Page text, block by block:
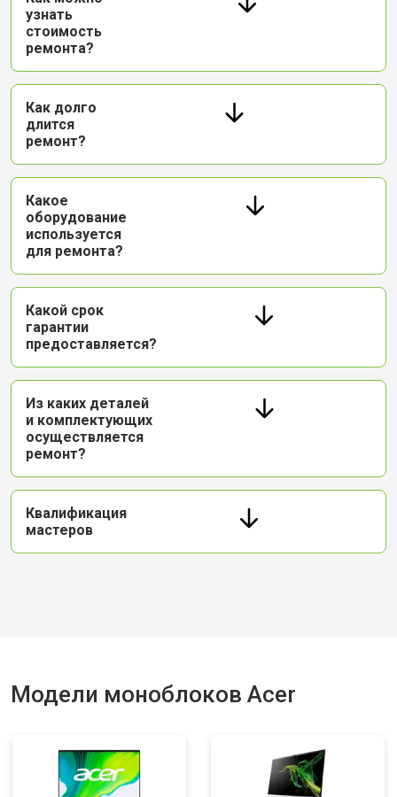
узнать
стоимость
ремонта?
Как долго
длится
ремонт?
Какое
оборудование
используется
для ремонта?
Какой срок
гарантии
предоставляется?
Из каких деталей
и комплектующих
осуществляется
ремонт?
Квалификация
мастеров
Модели моноблоков Acer